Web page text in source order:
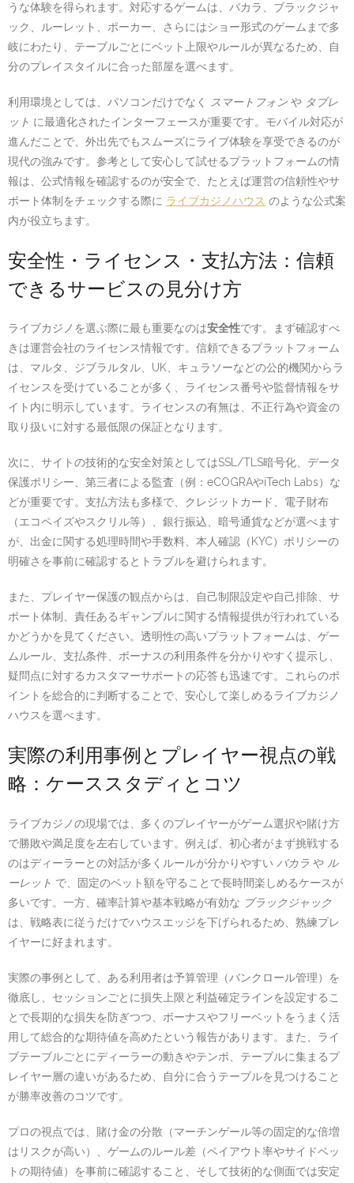
うな体験を得られます。対応するゲームは、バカラ、ブラックジャ
ック、ルーレット、ポーカー、さらにはショー形式のゲームまで多
岐にわたり、テーブルごとにベット上限やルールが異なるため、自
分のプレイスタイルに合った部屋を選べます。
利用環境としては、パソコンだけでなく スマートフォン や タブレ
ット に最適化されたインターフェースが重要です。モバイル対応が
進んだことで、外出先でもスムーズにライブ体験を享受できるのが
現代の強みです。参考として安心して試せるプラットフォームの情
報は、公式情報を確認するのが安全で、たとえば運営の信頼性やサ
ポート体制をチェックする際に ライブカジノハウス のような公式案
内が役立ちます。
安全性・ライセンス・支払方法：信頼
できるサービスの見分け方
ライブカジノを選ぶ際に最も重要なのは安全性です。まず確認すべ
きは運営会社のライセンス情報です。信頼できるプラットフォーム
は、マルタ、ジブラルタル、UK、キュラソーなどの公的機関からラ
イセンスを受けていることが多く、ライセンス番号や監督情報をサ
イト内に明示しています。ライセンスの有無は、不正行為や資金の
取り扱いに対する最低限の保証となります。
次に、サイトの技術的な安全対策としてはSSL/TLS暗号化、データ
保護ポリシー、第三者による監査（例：eCOGRAやiTech Labs）な
どが重要です。支払方法も多様で、クレジットカード、電子財布
（エコペイズやスクリル等）、銀行振込、暗号通貨などが選べます
が、出金に関する処理時間や手数料、本人確認（KYC）ポリシーの
明確さを事前に確認するとトラブルを避けられます。
また、プレイヤー保護の観点からは、自己制限設定や自己排除、サ
ポート体制、責任あるギャンブルに関する情報提供が行われている
かどうかを見てください。透明性の高いプラットフォームは、ゲー
ムルール、支払条件、ボーナスの利用条件を分かりやすく提示し、
疑問点に対するカスタマーサポートの応答も迅速です。これらのポ
イントを総合的に判断することで、安心して楽しめるライブカジノ
ハウスを選べます。
実際の利用事例とプレイヤー視点の戦
略：ケーススタディとコツ
ライブカジノの現場では、多くのプレイヤーがゲーム選択や賭け方
で勝敗や満足度を左右しています。例えば、初心者がまず挑戦する
のはディーラーとの対話が多くルールが分かりやすい バカラ や ル
ーレット で、固定のベット額を守ることで長時間楽しめるケースが
多いです。一方、確率計算や基本戦略が有効な ブラックジャック
は、戦略表に従うだけでハウスエッジを下げられるため、熟練プレ
イヤーに好まれます。
実際の事例として、ある利用者は予算管理（バンクロール管理）を
徹底し、セッションごとに損失上限と利益確定ラインを設定するこ
とで長期的な損失を防ぎつつ、ボーナスやフリーベットをうまく活
用して総合的な期待値を高めたという報告があります。また、ライ
ブテーブルごとにディーラーの動きやテンポ、テーブルに集まるプ
レイヤー層の違いがあるため、自分に合うテーブルを見つけること
が勝率改善のコツです。
プロの視点では、賭け金の分散（マーチンゲール等の固定的な倍増
はリスクが高い）、ゲームのルール差（ペイアウト率やサイドベッ
トの期待値）を事前に確認すること、そして技術的な側面では安定